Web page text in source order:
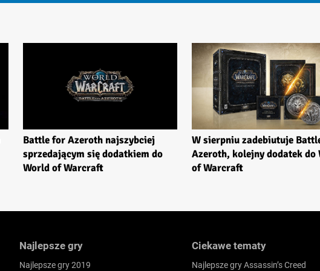
Battle for Azeroth najszybciej
sprzedającym się dodatkiem do
World of Warcraft
W sierpniu zadebiutuje
Azeroth, kolejny dodatek do
of Warcraft
Najlepsze gry
Najlepsze gry 2019
Ciekawe tematy
Najlepsze gry Assassin’s Creed